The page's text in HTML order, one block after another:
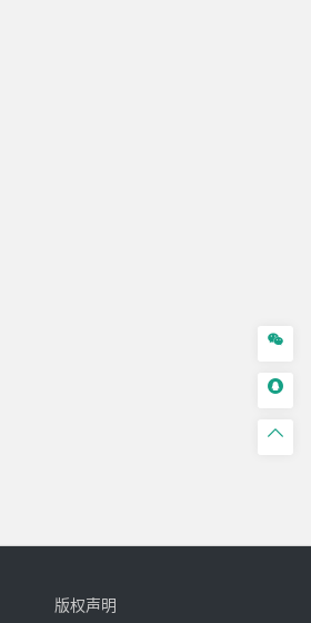



版权声明